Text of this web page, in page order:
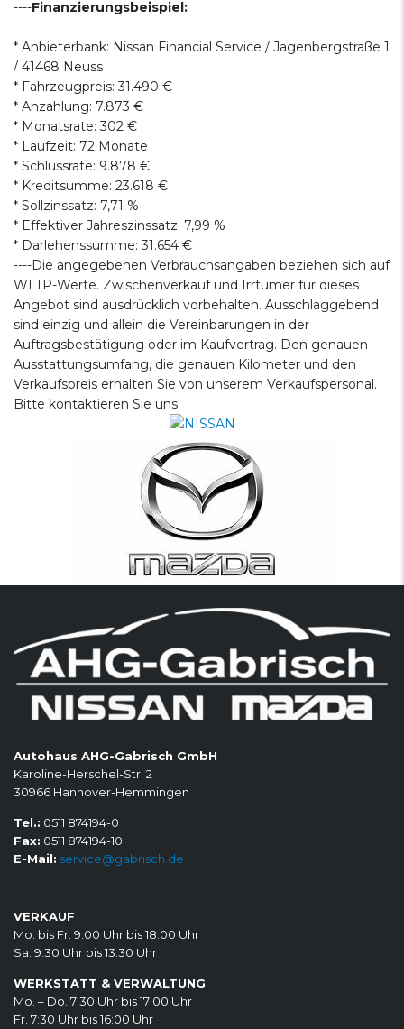
----Finanzierungsbeispiel:
* Anbieterbank: Nissan Financial Service / Jagenbergstraße 1
/ 41468 Neuss
* Fahrzeugpreis: 31.490 €
* Anzahlung: 7.873 €
* Monatsrate: 302 €
* Laufzeit: 72 Monate
* Schlussrate: 9.878 €
* Kreditsumme: 23.618 €
* Sollzinssatz: 7,71 %
* Effektiver Jahreszinssatz: 7,99 %
* Darlehenssumme: 31.654 €
----Die angegebenen Verbrauchsangaben beziehen sich auf
WLTP-Werte. Zwischenverkauf und Irrtümer für dieses
Angebot sind ausdrücklich vorbehalten. Ausschlaggebend
sind einzig und allein die Vereinbarungen in der
Auftragsbestätigung oder im Kaufvertrag. Den genauen
Ausstattungsumfang, die genauen Kilometer und den
Verkaufspreis erhalten Sie von unserem Verkaufspersonal.
Bitte kontaktieren Sie uns.
Autohaus AHG-Gabrisch GmbH
Karoline-Herschel-Str. 2
30966 Hannover-Hemmingen
Tel.: 0511 874194-0
Fax: 0511 874194-10
E-Mail: service@gabrisch.de
VERKAUF
Mo. bis Fr. 9:00 Uhr bis 18:00 Uhr
Sa. 9:30 Uhr bis 13:30 Uhr
WERKSTATT & VERWALTUNG
Mo. – Do. 7:30 Uhr bis 17:00 Uhr
Fr. 7:30 Uhr bis 16:00 Uhr